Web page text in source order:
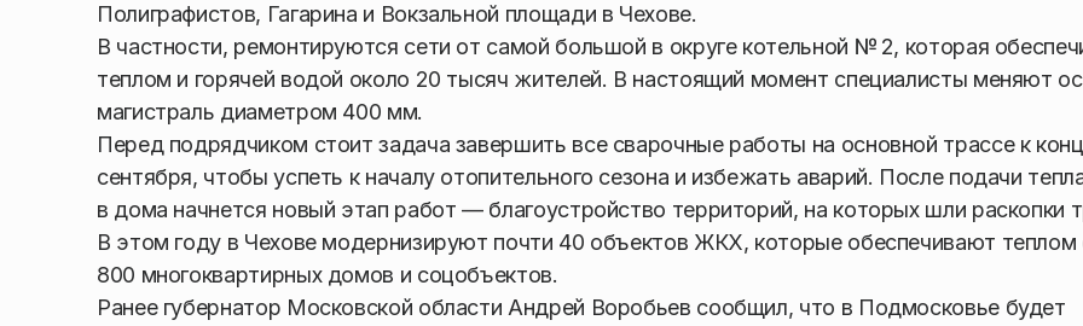
Полиграфистов, Гагарина и Вокзальной площади в Чехове.
В частности, ремонтируются сети от самой большой в округе котельной № 2, которая
теплом и горячей водой около 20 тысяч жителей. В настоящий момент специалисты меняют
магистраль диаметром 400 мм.
Перед подрядчиком стоит задача завершить все сварочные работы на основной трассе к
сентября, чтобы успеть к началу отопительного сезона и избежать аварий. После подачи
в дома начнется новый этап работ — благоустройство территорий, на которых шли раскопки
В этом году в Чехове модернизируют почти 40 объектов ЖКХ, которые обеспечивают теплом
800 многоквартирных домов и соцобъектов.
Ранее губернатор Московской области Андрей Воробьев сообщил, что в Подмосковье будет